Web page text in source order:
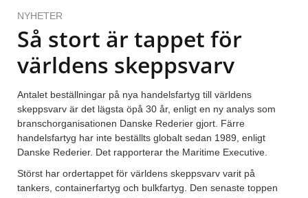
NYHETER
Så stort är tappet för
världens skeppsvarv
Antalet beställningar på nya handelsfartyg till världens
skeppsvarv är det lägsta öpå 30 år, enligt en ny analys som
branschorganisationen Danske Rederier gjort. Färre
handelsfartyg har inte beställts globalt sedan 1989, enligt
Danske Rederier. Det rapporterar the Maritime Executive.
Störst har ordertappet för världens skeppsvarv varit på
tankers, containerfartyg och bulkfartyg. Den senaste toppen